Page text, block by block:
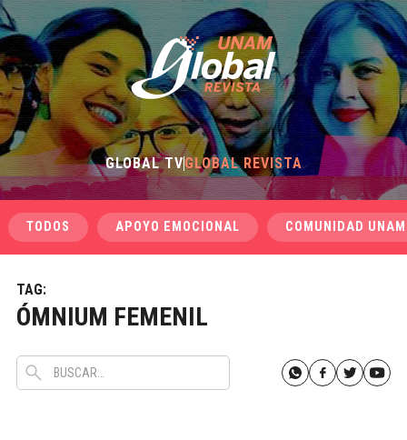
GLOBAL TVGLOBAL REVISTA
TODOS APOYO EMOCIONAL COMUNIDAD UNAM
TAG:
ÓMNIUM FEMENIL